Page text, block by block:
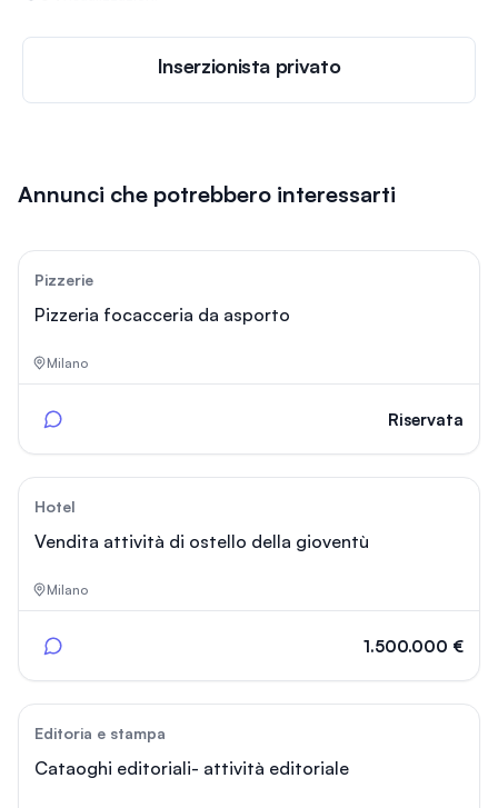
Inserzionista privato
Annunci che potrebbero interessarti
Pizzerie
Pizzeria focacceria da asporto
Milano
Riservata
Hotel
Vendita attività di ostello della gioventù
Milano
1.500.000 €
Editoria e stampa
Cataoghi editoriali- attività editoriale